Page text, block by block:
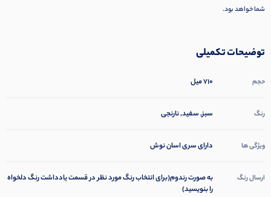
شما خواهد بود.
توضیحات تکمیلی
حجم 710 میل
رنگ سبز, سفید, نارنجی
ویژگی ها دارای سری اسان نوش
ارسال رنگ
به صورت رندوم(برای انتخاب رنگ مورد نظر در قسمت یادداشت رنگ دلخواه
را بنویسید)